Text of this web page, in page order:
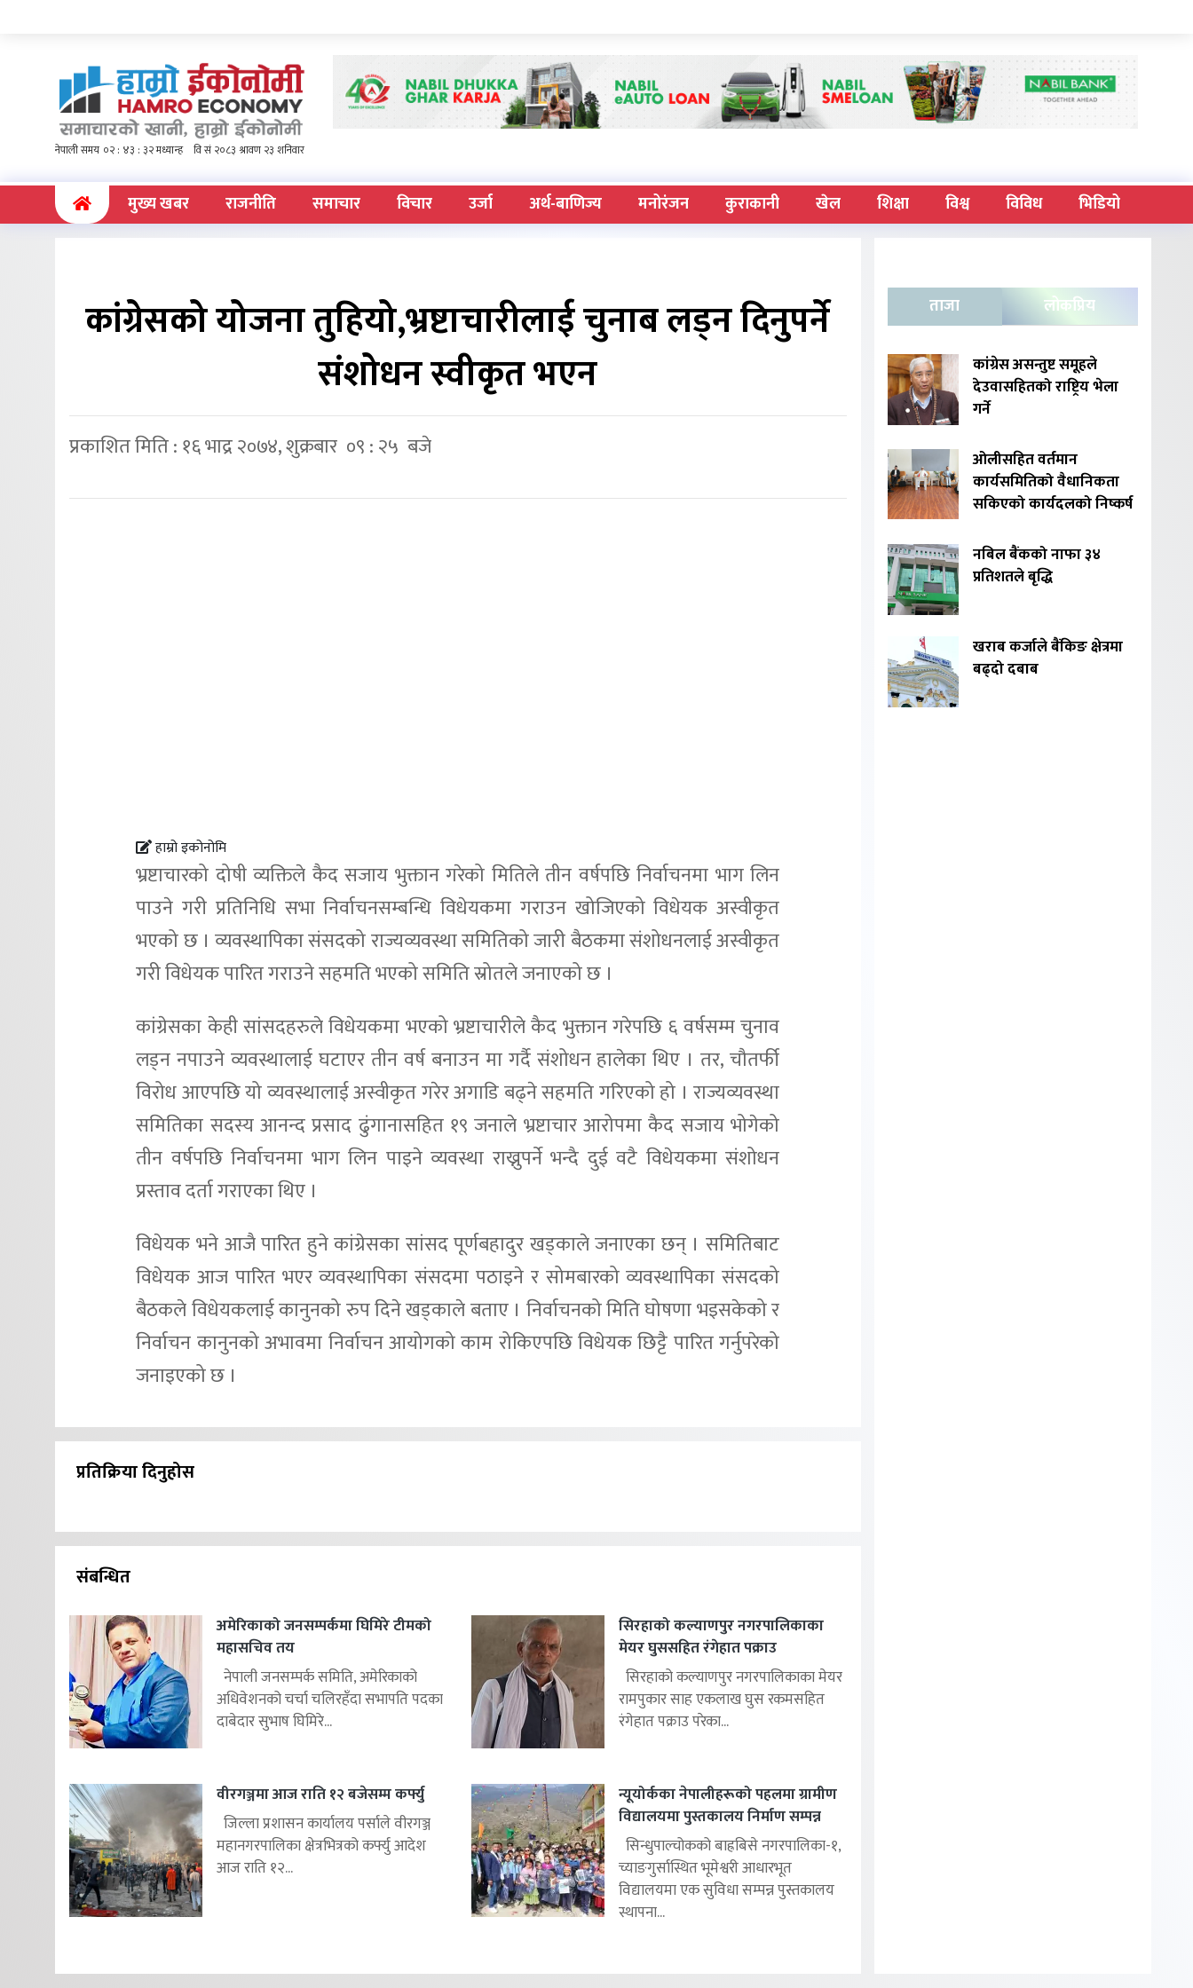
(current)मुख्य खबर राजनीति समाचार विचार उर्जा अर्थ-बाणिज्य मनोरंजन कुराकानी खेल शिक्षा विश्व विविध भिडियो
कांग्रेसको योजना तुहियो,भ्रष्टाचारीलाई चुनाब लड्न दिनुपर्ने
संशोधन स्वीकृत भएन
प्रकाशित मिति : १६ भाद्र २०७४, शुक्रबार ०९ : २५ बजे
हाम्रो इकोनोमि
भ्रष्टाचारको दोषी व्यक्तिले कैद सजाय भुक्तान गरेको मितिले तीन वर्षपछि निर्वाचनमा भाग लिन
पाउने गरी प्रतिनिधि सभा निर्वाचनसम्बन्धि विधेयकमा गराउन खोजिएको विधेयक अस्वीकृत
भएको छ । व्यवस्थापिका संसदको राज्यव्यवस्था समितिको जारी बैठकमा संशोधनलाई अस्वीकृत
गरी विधेयक पारित गराउने सहमति भएको समिति स्रोतले जनाएको छ ।
कांग्रेसका केही सांसदहरुले विधेयकमा भएको भ्रष्टाचारीले कैद भुक्तान गरेपछि ६ वर्षसम्म चुनाव
लड्न नपाउने व्यवस्थालाई घटाएर तीन वर्ष बनाउन मा गर्दै संशोधन हालेका थिए । तर, चौतर्फी
विरोध आएपछि यो व्यवस्थालाई अस्वीकृत गरेर अगाडि बढ्ने सहमति गरिएको हो । राज्यव्यवस्था
समितिका सदस्य आनन्द प्रसाद ढुंगानासहित १९ जनाले भ्रष्टाचार आरोपमा कैद सजाय भोगेको
तीन वर्षपछि निर्वाचनमा भाग लिन पाइने व्यवस्था राख्नुपर्ने भन्दै दुई वटै विधेयकमा संशोधन
प्रस्ताव दर्ता गराएका थिए ।
विधेयक भने आजै पारित हुने कांग्रेसका सांसद पूर्णबहादुर खड्काले जनाएका छन् । समितिबाट
विधेयक आज पारित भएर व्यवस्थापिका संसदमा पठाइने र सोमबारको व्यवस्थापिका संसदको
बैठकले विधेयकलाई कानुनको रुप दिने खड्काले बताए । निर्वाचनको मिति घोषणा भइसकेको र
निर्वाचन कानुनको अभावमा निर्वाचन आयोगको काम रोकिएपछि विधेयक छिट्टै पारित गर्नुपरेको
जनाइएको छ ।
प्रतिक्रिया दिनुहोस
संबन्धित
अमेरिकाको जनसम्पर्कमा घिमिरे टीमको
महासचिव तय
नेपाली जनसम्पर्क समिति, अमेरिकाको
अधिवेशनको चर्चा चलिरहॅंदा सभापति पदका
दाबेदार सुभाष घिमिरे...
सिरहाको कल्याणपुर नगरपालिकाका
मेयर घुससहित रंगेहात पक्राउ
सिरहाको कल्याणपुर नगरपालिकाका मेयर
रामपुकार साह एकलाख घुस रकमसहित
रंगेहात पक्राउ परेका...
वीरगञ्जमा आज राति १२ बजेसम्म कर्फ्यु
जिल्ला प्रशासन कार्यालय पर्साले वीरगञ्ज
महानगरपालिका क्षेत्रभित्रको कर्फ्यु आदेश
आज राति १२...
न्यूयोर्कका नेपालीहरूको पहलमा ग्रामीण
विद्यालयमा पुस्तकालय निर्माण सम्पन्न
सिन्धुपाल्चोकको बाह्रबिसे नगरपालिका-१,
च्याङगुर्सास्थित भूमेश्वरी आधारभूत
विद्यालयमा एक सुविधा सम्पन्न पुस्तकालय
स्थापना...
ताजा लोकप्रिय
कांग्रेस असन्तुष्ट समूहले
देउवासहितको राष्ट्रिय भेला
गर्ने
ओलीसहित वर्तमान
कार्यसमितिको वैधानिकता
सकिएको कार्यदलको निष्कर्ष
नबिल बैंकको नाफा ३४
प्रतिशतले बृद्धि
खराब कर्जाले बैंकिङ क्षेत्रमा
बढ्दो दबाब